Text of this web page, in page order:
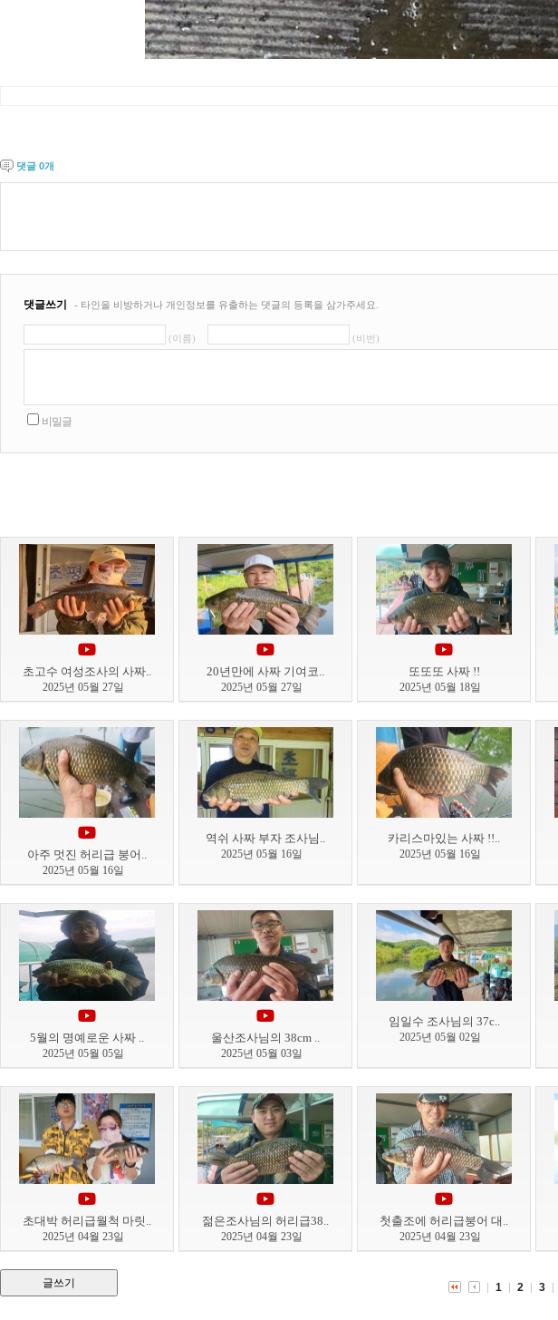
댓글 0개
초고수 여성조사의 사짜..
2025년 05월 27일
20년만에 사짜 기여코..
2025년 05월 27일
또또또 사짜 !!
2025년 05월 18일
아주 멋진 허리급 붕어..
2025년 05월 16일
역쉬 사짜 부자 조사님..
2025년 05월 16일
카리스마있는 사짜 !!..
2025년 05월 16일
5월의 명예로운 사짜 ..
2025년 05월 05일
울산조사님의 38cm ..
2025년 05월 03일
임일수 조사님의 37c..
2025년 05월 02일
초대박 허리급월척 마릿..
2025년 04월 23일
젊은조사님의 허리급38..
2025년 04월 23일
첫출조에 허리급붕어 대..
2025년 04월 23일
1 2 3